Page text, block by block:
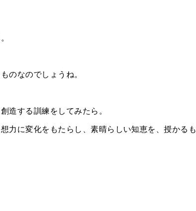
のなのでしょうね。
造する訓練をしてみたら。
に変化をもたらし、素晴らしい知恵を、授かる